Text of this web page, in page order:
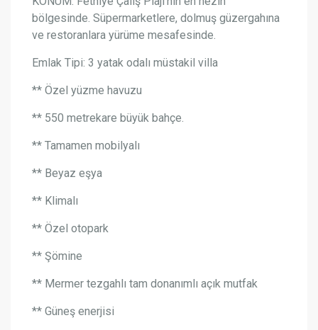
bölgesinde. Süpermarketlere, dolmuş güzergahına
ve restoranlara yürüme mesafesinde.
Emlak Tipi: 3 yatak odalı müstakil villa
** Özel yüzme havuzu
** 550 metrekare büyük bahçe.
** Tamamen mobilyalı
** Beyaz eşya
** Klimalı
** Özel otopark
** Şömine
** Mermer tezgahlı tam donanımlı açık mutfak
** Güneş enerjisi